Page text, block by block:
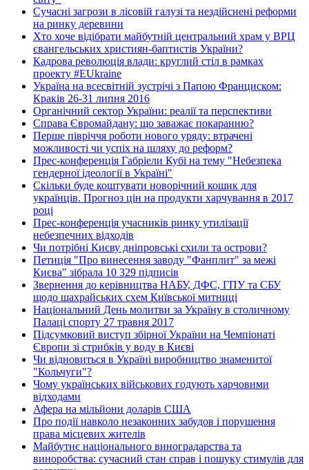
Сучасні загрози в лісовій галузі та нездійснені реформи
на ринку деревини
Хто хоче відібрати майбутній центральний храм у ВРЦ
євангельських християн-баптистів України?
Кадрова революція влади: круглий стіл в рамках
проекту #EUkraine
Україна на всесвітній зустрічі з Папою Франциском:
Краків 26-31 липня 2016
Органічний сектор України: реалії та перспективи
Справа Євромайдану: що заважає покаранню?
Перше півріччя роботи нового уряду: втрачені
можливості чи успіх на шляху до реформ?
Прес-конференція Габріели Кубі на тему "Небезпека
гендерної ідеології в Україні"
Скільки буде коштувати новорічний кошик для
українців. Прогноз цін на продукти харчування в 2017
році
Прес-конференція учасників ринку утилізації
небезпечних відходів
Чи потрібні Києву дніпровські схили та острови?
Петиція "Про винесення заводу "Фанплит" за межі
Києва" зібрала 10 329 підписів
Звернення до керівництва НАБУ, ДФС, ГПУ та СБУ
щодо шахрайських схем Київської митниці
Національний День молитви за Україну в столичному
Палаці спорту 27 травня 2017
Підсумковий виступ збірної України на Чемпіонаті
Європи зі стрибків у воду в Києві
Чи відновиться в Україні виробництво знаменитої
"Кольчуги"?
Чому українських військових годують харчовими
відходами
Афера на мільйони доларів США
Про події навколо незаконних забудов і порушення
права місцевих жителів
Майбутнє національного виноградарства та
виноробства: сучасний стан справ і пошуку стимулів для